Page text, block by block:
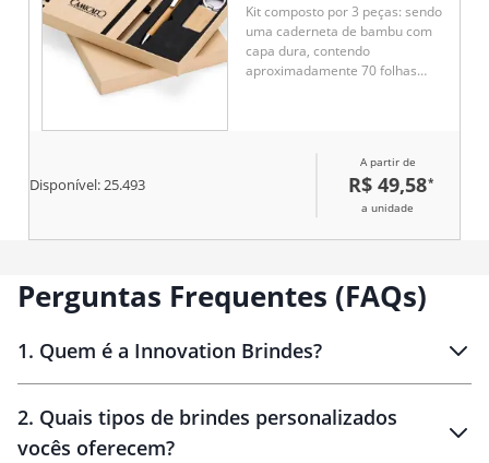
Kit composto por 3 peças: sendo
uma caderneta de bambu com
capa dura, contendo
aproximadamente 70 folhas
para quem busca elegância,
sustentabilidade e o toque
natural que só o bambu
Disponível:25.493
A partir de
R$ 49,58*
a unidade
Perguntas Frequentes (FAQs)
1. Quem é a Innovation Brindes?
Brindes personalizados
2. Quais tipos de brindes personalizados
vocês oferecem?